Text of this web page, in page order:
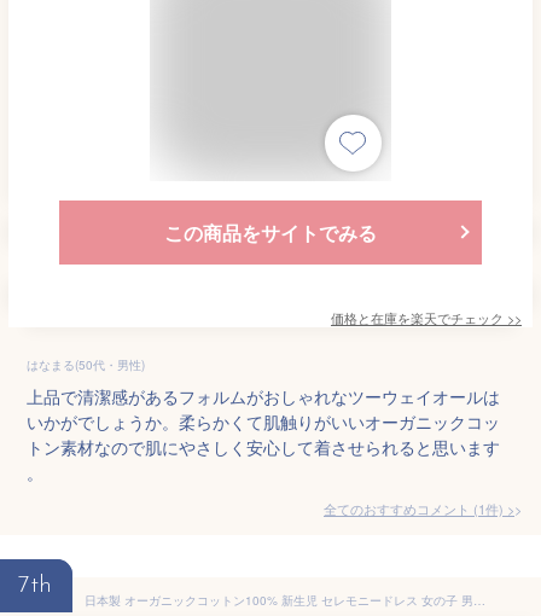
この商品をサイトでみる
価格と在庫を楽天でチェック >>
はなまる(50代・男性)
上品で清潔感があるフォルムがおしゃれなツーウェイオールは
いかがでしょうか。柔らかくて肌触りがいいオーガニックコッ
トン素材なので肌にやさしく安心して着させられると思います
。
全てのおすすめコメント (1件) >
7th
日本製 オーガニックコットン100% 新生児 セレモニードレス 女の子 男の子にも 春秋素材 お帽子付きベビードレス 2点セット アイボリー ベージュ